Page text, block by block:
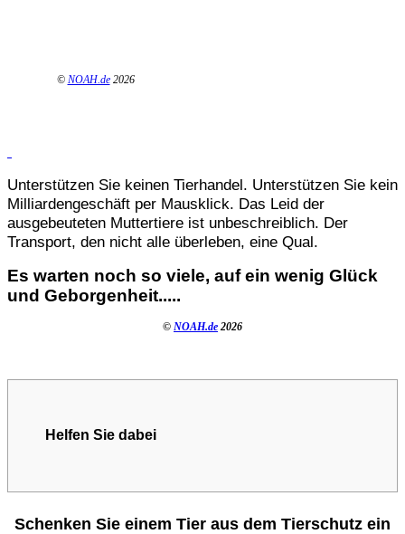
© NOAH.de 2026
Unterstützen Sie keinen Tierhandel. Unterstützen Sie kein
Milliardengeschäft per Mausklick. Das Leid der
ausgebeuteten Muttertiere ist unbeschreiblich. Der
Transport, den nicht alle überleben, eine Qual.
Es warten noch so viele, auf ein wenig Glück
und Geborgenheit.....
© NOAH.de 2026
Helfen Sie dabei
Schenken Sie einem Tier aus dem Tierschutz ein